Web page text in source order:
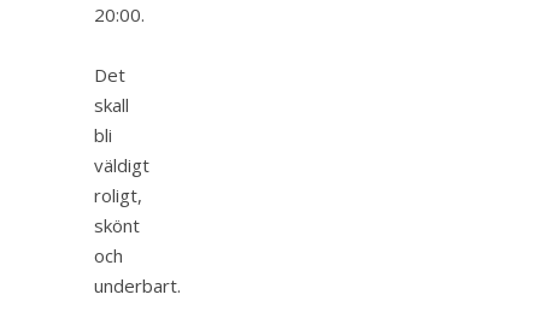
20:00.
Det
skall
bli
väldigt
roligt,
skönt
och
underbart.